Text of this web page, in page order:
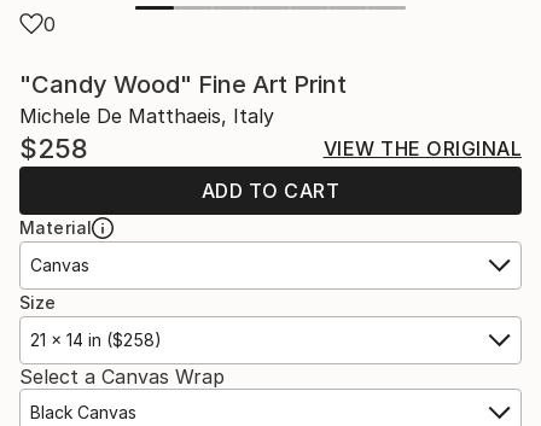
0
"Candy Wood" Fine Art Print
Michele De Matthaeis, Italy
$258
VIEW THE ORIGINAL
ADD TO CART
Material
Canvas
Size
21 x 14 in ($258)
Select a Canvas Wrap
Black Canvas